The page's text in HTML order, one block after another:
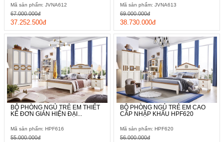
Mã sản phẩm: JVNA612
37.252.500đ
67.000.000đ
Mã sản phẩm: JVNA613
38.730.000đ
69.000.000đ
BỘ PHÒNG NGỦ TRẺ EM THIẾT
KẾ ĐƠN GIẢN HIỆN ĐẠI...
Mã sản phẩm: HPF616
55.000.000đ
BỘ PHÒNG NGỦ TRẺ EM CAO
CẤP NHẬP KHẨU HPF620
Mã sản phẩm: HPF620
56.000.000đ